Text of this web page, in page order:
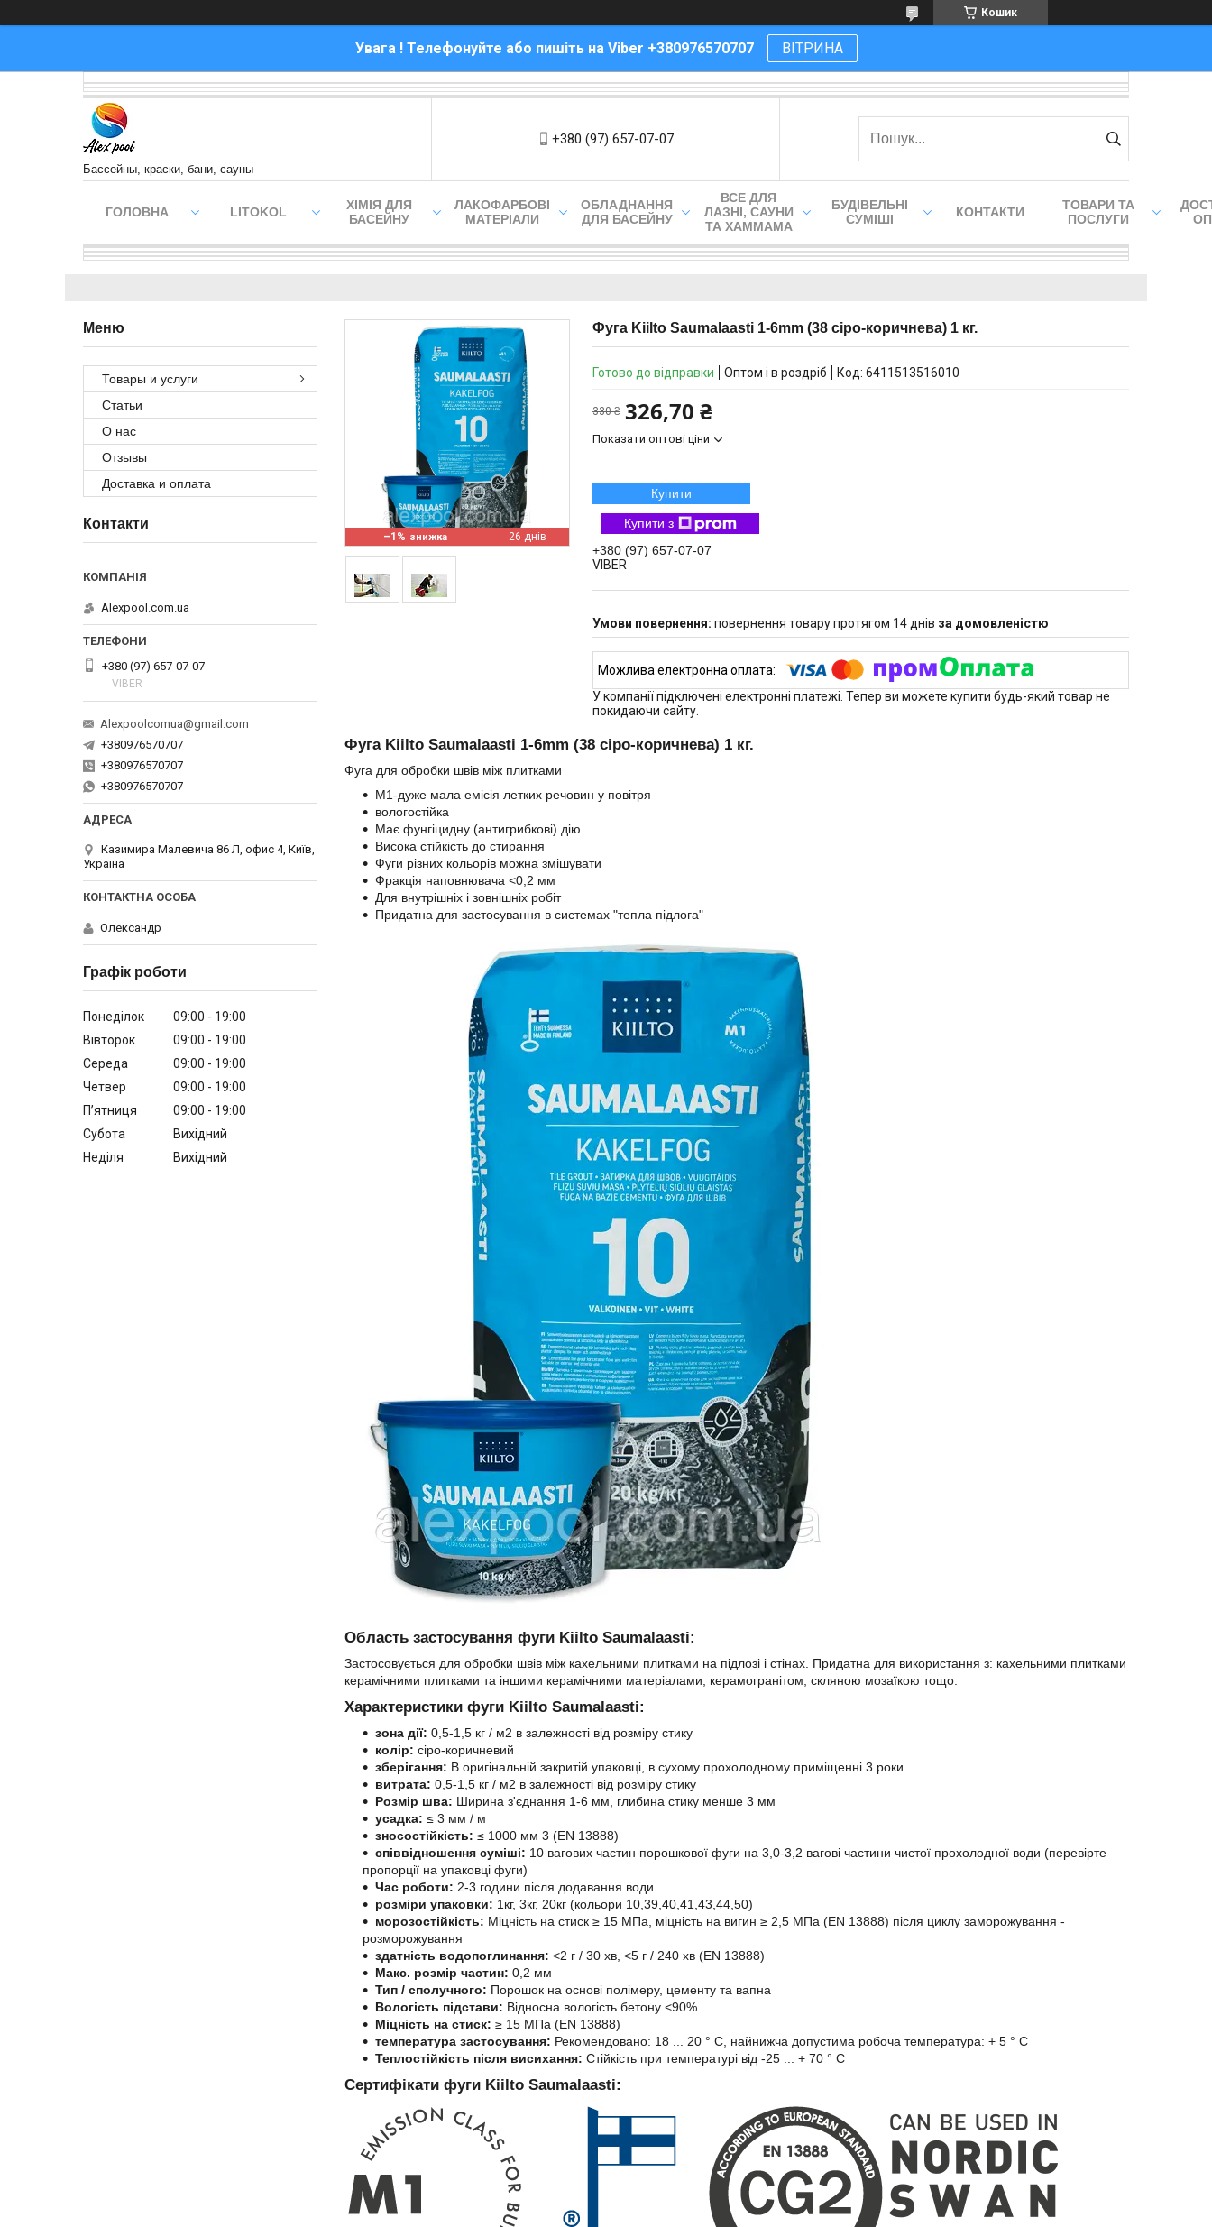
Кошик
Увага ! Телефонуйте або пишіть на Viber +380976570707 ВІТРИНА
Бассейны, краски, бани, сауны
+380 (97) 657-07-07
ГОЛОВНА LITOKOL
ХІМІЯ ДЛЯ
БАСЕЙНУ
ЛАКОФАРБОВІ
МАТЕРІАЛИ
ОБЛАДНАННЯ
ДЛЯ БАСЕЙНУ
ВСЕ ДЛЯ
ЛАЗНІ, САУНИ
ТА ХАММАМА
БУДІВЕЛЬНІ
СУМІШІ
КОНТАКТИ
ТОВАРИ ТА
ПОСЛУГИ
–1% 26 днів
Фуга Kiilto Saumalaasti 1-6mm (38 сіро-коричнева) 1 кг.
Готово до відправки Оптом і в роздріб Код: 6411513516010
330 ₴ 326,70 ₴
Показати оптові ціни
Купити
Купити з
+380 (97) 657-07-07
VIBER
повернення товару протягом 14 днів за домовленістю
У компанії підключені електронні платежі. Тепер ви можете купити будь-який товар не
покидаючи сайту.
Фуга Kiilto Saumalaasti 1-6mm (38 сіро-коричнева) 1 кг.
Фуга для обробки швів між плитками
М1-дуже мала емісія летких речовин у повітря
вологостійка
Має фунгіцидну (антигрибкові) дію
Висока стійкість до стирання
Фуги різних кольорів можна змішувати
Фракція наповнювача <0,2 мм
Для внутрішніх і зовнішніх робіт
Придатна для застосування в системах "тепла підлога"
Область застосування фуги Kiilto Saumalaasti:
Застосовується для обробки швів між кахельними плитками на підлозі і стінах. Придатна для використання з: кахельними плитками
керамічними плитками та іншими керамічними матеріалами, керамогранітом, скляною мозаїкою тощо.
Характеристики фуги Kiilto Saumalaasti:
зона дії: 0,5-1,5 кг / м2 в залежності від розміру стику
колір: сіро-коричневий
зберігання: В оригінальній закритій упаковці, в сухому прохолодному приміщенні 3 роки
витрата: 0,5-1,5 кг / м2 в залежності від розміру стику
Розмір шва: Ширина з'єднання 1-6 мм, глибина стику менше 3 мм
усадка: ≤ 3 мм / м
зносостійкість: ≤ 1000 мм 3 (EN 13888)
співвідношення суміші: 10 вагових частин порошкової фуги на 3,0-3,2 вагові частини чистої прохолодної води (перевірте
пропорції на упаковці фуги)
Час роботи: 2-3 години після додавання води.
розміри упаковки: 1кг, 3кг, 20кг (кольори 10,39,40,41,43,44,50)
морозостійкість: Міцність на стиск ≥ 15 МПа, міцність на вигин ≥ 2,5 МПа (EN 13888) після циклу заморожування -
розморожування
здатність водопоглинання: <2 г / 30 хв, <5 г / 240 хв (EN 13888)
Макс. розмір частин: 0,2 мм
Тип / сполучного: Порошок на основі полімеру, цементу та вапна
Вологість підстави: Відносна вологість бетону <90%
Міцність на стиск: ≥ 15 МПа (EN 13888)
температура застосування: Рекомендовано: 18 ... 20 ° C, найнижча допустима робоча температура: + 5 ° C
Теплостійкість після висихання: Стійкість при температурі від -25 ... + 70 ° C
Сертифікати фуги Kiilto Saumalaasti:
Товары и услуги
Статьи
О нас
Отзывы
Доставка и оплата
Контакти
Alexpool.com.ua
+380 (97) 657-07-07
VIBER
Alexpoolcomua@gmail.com
+380976570707
+380976570707
+380976570707
Казимира Малевича 86 Л, офис 4, Київ,
Україна
Олександр
Графік роботи
Понеділок 09:00
19:00
Вівторок
09:00
19:00
Середа
09:00
19:00
Четвер
09:00
19:00
Пʼятниця
09:00
19:00
Субота
Вихідний
Неділя
Вихідний